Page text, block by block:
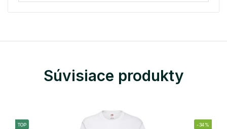
Súvisiace produkty
TOP -34%